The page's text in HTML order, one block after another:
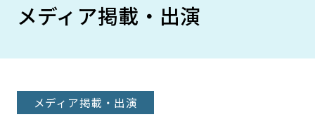
メディア掲載・出演
メディア掲載・出演